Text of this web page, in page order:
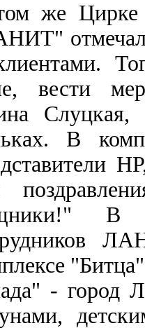
же Цирке
вести
Слуцкая,
В
В
- город